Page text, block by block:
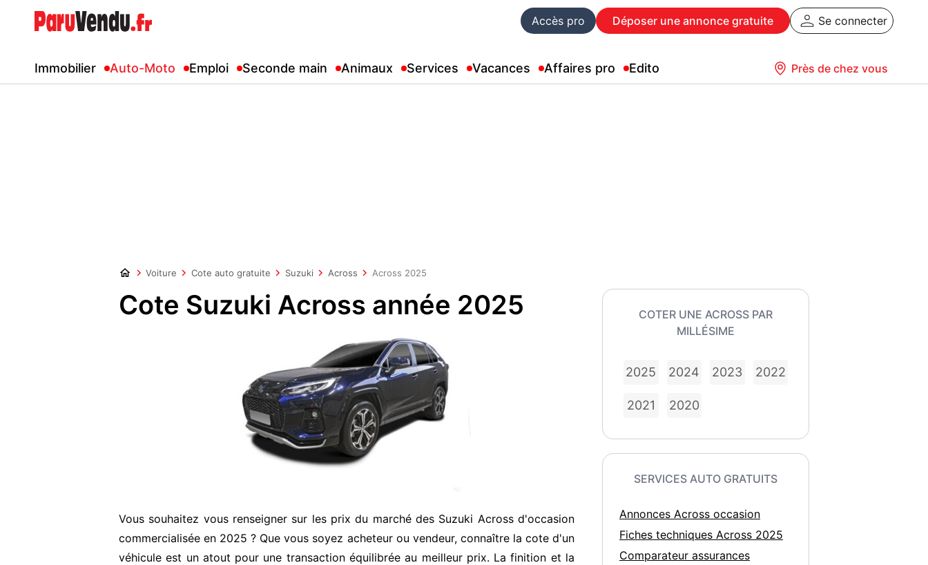
Accès pro Déposer une annonce gratuite Se connecter
Immobilier Auto-Moto Emploi Seconde main Animaux Services Vacances Affaires pro Edito Près de chez vous
Voiture Cote auto gratuite Suzuki Across Across 2025
Cote Suzuki Across année 2025
Vous souhaitez vous renseigner sur les prix du marché des Suzuki Across d'occasion
commercialisée en 2025 ? Que vous soyez acheteur ou vendeur, connaître la cote d'un
véhicule est un atout pour une transaction équilibrée au meilleur prix. La finition et la
COTER UNE ACROSS PAR
MILLÉSIME
2025 2024 2023 2022
2021 2020
SERVICES AUTO GRATUITS
Annonces Across occasion
Fiches techniques Across 2025
Comparateur assurances